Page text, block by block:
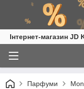
Інтернет-магазин
Парфуми